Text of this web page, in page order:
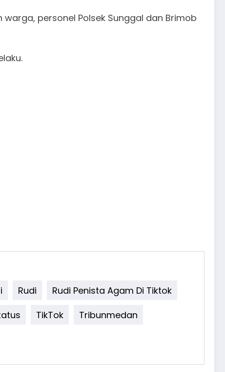
personel Polsek Sunggal dan Brimob
Rudi
Rudi Penista Agam Di Tiktok
TikTok
Tribunmedan